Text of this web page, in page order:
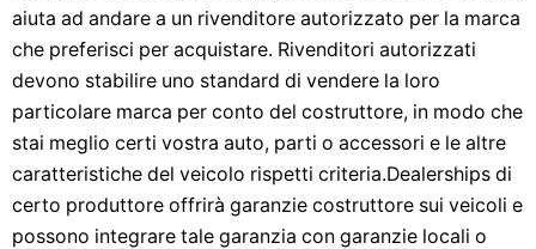
aiuta ad andare a un rivenditore autorizzato per la marca
che preferisci per acquistare. Rivenditori autorizzati
devono stabilire uno standard di vendere la loro
particolare marca per conto del costruttore, in modo che
stai meglio certi vostra auto, parti o accessori e le altre
caratteristiche del veicolo rispetti criteria.Dealerships di
certo produttore offrirà garanzie costruttore sui veicoli e
possono integrare tale garanzia con garanzie locali o